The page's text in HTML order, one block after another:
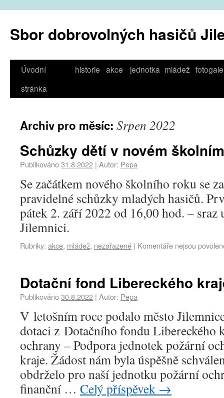
Sbor dobrovolných hasičů
Úvodní
stránka
historie akce jednotka mládež
Archiv pro měsíc: Srpen 2022
Schůzky dětí v novém
Publikováno31.8.2022 | Autor: Pepa
Se začátkem nového školního roku se
pravidelné schůzky mladých hasičů.
pátek 2. září 2022 od 16,00 hod. – sraz
Jilemnici.
Rubriky: akce, mládež, nezařazené | Komentáře nejsou
Dotační fond Libereckého
Publikováno30.8.2022 | Autor: Pepa
V letošním roce podalo město
dotaci z Dotačního fondu Libereckého
ochrany – Podpora jednotek požární
kraje. Žádost nám byla úspěšně
obdrželo pro naší jednotku požární
finanční … Celý příspěvek →